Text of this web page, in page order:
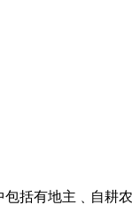
括有地主﹑自耕